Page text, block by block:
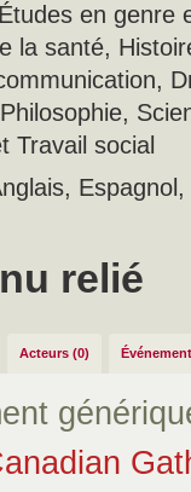
en genre
la santé,
Travail social
relié
Acteurs (0)